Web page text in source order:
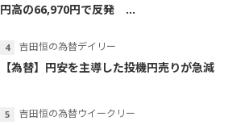
円高の66,970円で反発 ...
吉田恒の為替デイリー
【為替】円安を主導した投機円売りが急減
吉田恒の為替ウイークリー